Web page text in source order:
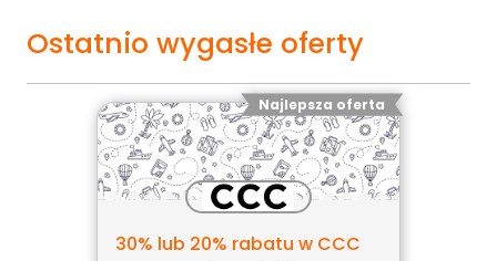
Ostatnio wygasłe oferty
Najlepsza oferta
30% lub 20% rabatu w CCC